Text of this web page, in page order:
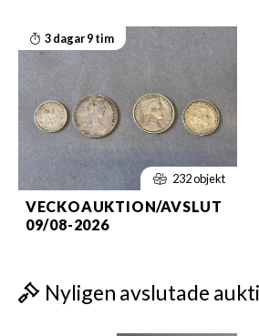
3 dagar 9 tim
232 objekt
VECKOAUKTION/AVSLUT
09/08-2026
Nyligen avslutade